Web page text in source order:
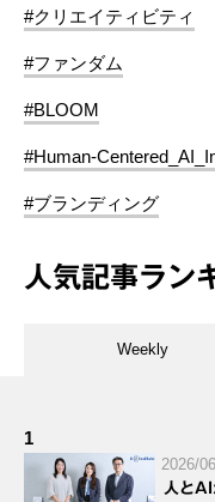
#クリエイティビティ
#ファンダム
#BLOOM
#Human-
#ブランディング
人気記事ラン
Weekly
1
2026/
人とAI